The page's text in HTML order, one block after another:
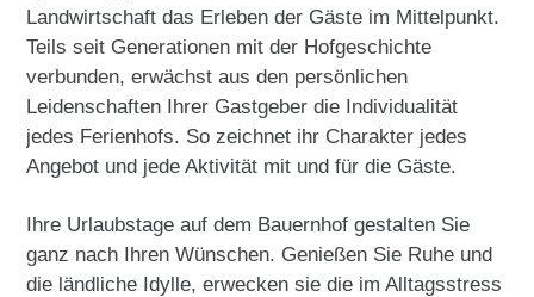
Landwirtschaft das Erleben der Gäste im Mittelpunkt.
Teils seit Generationen mit der Hofgeschichte
verbunden, erwächst aus den persönlichen
Leidenschaften Ihrer Gastgeber die Individualität
jedes Ferienhofs. So zeichnet ihr Charakter jedes
Angebot und jede Aktivität mit und für die Gäste.
Ihre Urlaubstage auf dem Bauernhof gestalten Sie
ganz nach Ihren Wünschen. Genießen Sie Ruhe und
die ländliche Idylle, erwecken sie die im Alltagsstress